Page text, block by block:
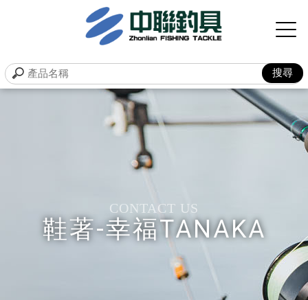
鞋著-幸福TANAKA